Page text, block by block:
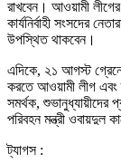
রাখবেন। আওয়ামী লীগের
কার্যনির্বাহী সংসদের
উপস্থিত থাকবেন।
এদিকে, ২১ আগস্ট
করতে আওয়ামী লীগ এবং
সমর্থক, শুভানুধ্যায়ীদের
পরিবহন মন্ত্রী ওবায়দুল
ট্যাগস :